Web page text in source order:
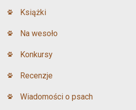
Książki
Na wesoło
Konkursy
Recenzje
Wiadomości o psach